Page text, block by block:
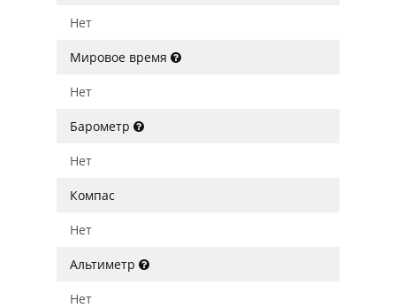
Нет
Мировое время
Нет
Барометр
Нет
Компас
Нет
Альтиметр
Нет